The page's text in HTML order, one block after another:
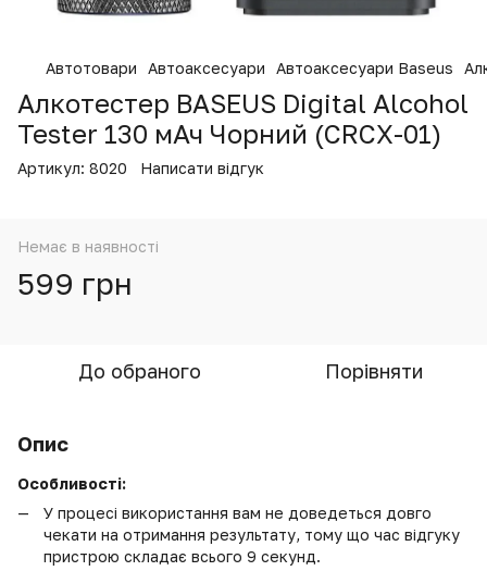
Автотовари Автоаксесуари Автоаксесуари Baseus
Алкотестер BASEUS Digital Alcohol
Tester 130 мАч Чорний (CRCX-01)
Артикул: 8020 Написати відгук
Немає в наявності
599 грн
До обраного Порівняти
Опис
Особливості:
У процесі використання вам не доведеться довго
чекати на отримання результату, тому що час відгуку
пристрою складає всього 9 секунд.